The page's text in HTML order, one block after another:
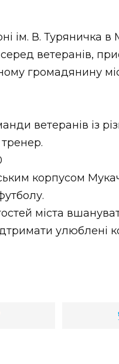
ім. В. Туряничка
ветеранів,
громадянину
ветеранів із
корпусом
міста
улюблені